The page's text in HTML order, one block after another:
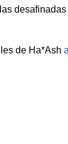
de Ha*Ash